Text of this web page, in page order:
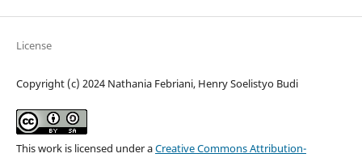
License
Copyright (c) 2024 Nathania Febriani, Henry Soelistyo Budi
This work is licensed under aCreative Commons Attribution-